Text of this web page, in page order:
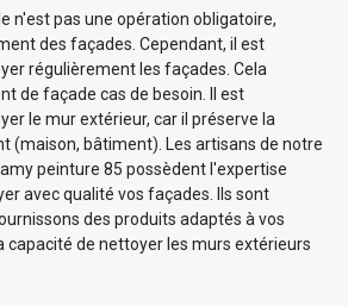
n'est pas une opération obligatoire,
des façades. Cependant, il est
régulièrement les façades. Cela
de façade cas de besoin. Il est
le mur extérieur, car il préserve la
(maison, bâtiment). Les artisans de notre
peinture 85 possèdent l'expertise
avec qualité vos façades. Ils sont
des produits adaptés à vos
capacité de nettoyer les murs extérieurs